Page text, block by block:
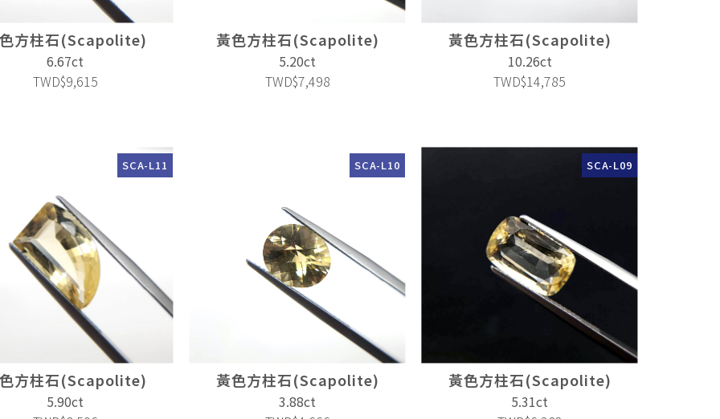
方柱石(Scapolite)
6.67ct
TWD$9,615
黃色方柱石(Scapolite)
5.20ct
TWD$7,498
黃色方柱石(Scapolite)
10.26ct
TWD$14,785
方柱石(Scapolite)
SCA-L11
5.90ct
黃色方柱石(Scapolite)
SCA-L10
3.88ct
黃色方柱石(Scapolite)
SCA-L09
5.31ct